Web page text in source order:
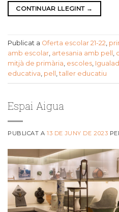
CONTINUAR LLEGINT →
Publicat a Oferta escolar 21-22,
amb escolar, artesania amb pell ,
mitjà de primària, escoles,
educativa, pell , taller educatiu
Espai Aigua
PUBLICAT A13 DE JUNY DE 2023